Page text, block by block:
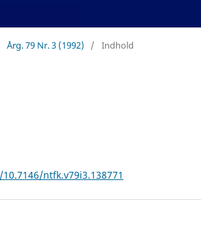
Årg. 79 Nr. 3 (1992) / Indhold
ntfk.v79i3.138771